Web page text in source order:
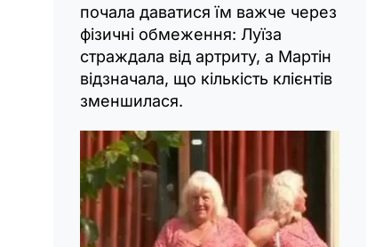
почала даватися їм важче через
фізичні обмеження: Луїза
страждала від артриту, а Мартін
відзначала, що кількість клієнтів
зменшилася.